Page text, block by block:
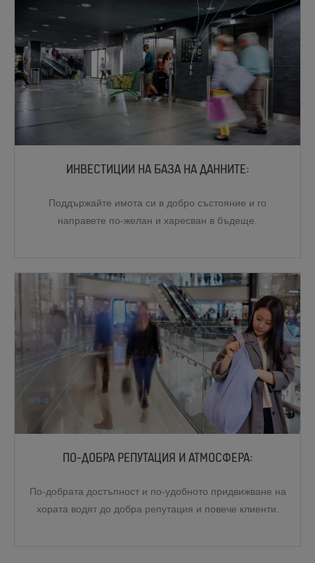
ИНВЕСТИЦИИ НА БАЗА НА ДАННИТЕ:
Поддържайте имота си в добро състояние и го
направете по-желан и харесван в бъдеще.
ПО-ДОБРА РЕПУТАЦИЯ И АТМОСФЕРА:
По-добрата достъпност и по-удобното придвижване на
хората водят до добра репутация и повече клиенти.